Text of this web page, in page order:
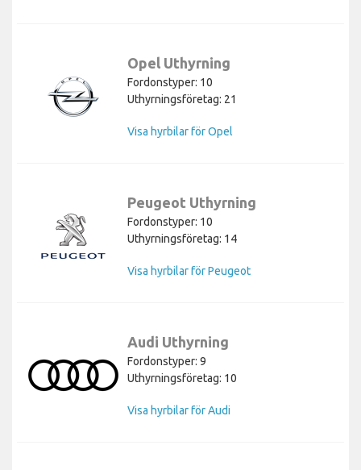
Opel Uthyrning
Fordonstyper: 10
Uthyrningsföretag: 21
Visa hyrbilar för Opel
Peugeot Uthyrning
Fordonstyper: 10
Uthyrningsföretag: 14
Visa hyrbilar för Peugeot
Audi Uthyrning
Fordonstyper: 9
Uthyrningsföretag: 10
Visa hyrbilar för Audi